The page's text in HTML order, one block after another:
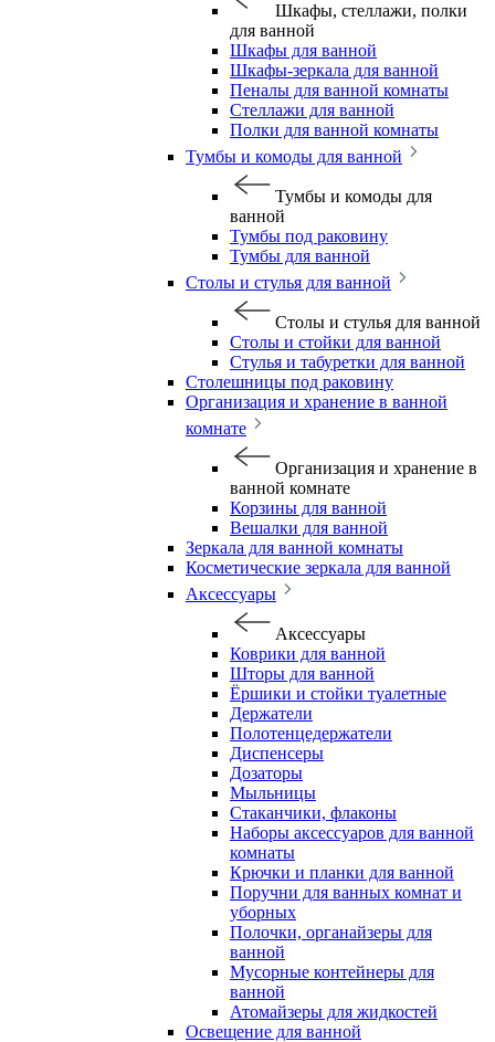
Шкафы, стеллажи, полки
для ванной
Шкафы для ванной
Шкафы-зеркала для ванной
Пеналы для ванной комнаты
Стеллажи для ванной
Полки для ванной комнаты
Тумбы и комоды для ванной
Тумбы и комоды для
ванной
Тумбы под раковину
Тумбы для ванной
Столы и стулья для ванной
Столы и стулья для ванной
Столы и стойки для ванной
Стулья и табуретки для ванной
Столешницы под раковину
Организация и хранение в ванной
комнате
Организация и хранение в
ванной комнате
Корзины для ванной
Вешалки для ванной
Зеркала для ванной комнаты
Косметические зеркала для ванной
Аксессуары
Аксессуары
Коврики для ванной
Шторы для ванной
Ёршики и стойки туалетные
Держатели
Полотенцедержатели
Диспенсеры
Дозаторы
Мыльницы
Стаканчики, флаконы
Наборы аксессуаров для ванной
комнаты
Крючки и планки для ванной
Поручни для ванных комнат и
уборных
Полочки, органайзеры для
ванной
Мусорные контейнеры для
ванной
Атомайзеры для жидкостей
Освещение для ванной